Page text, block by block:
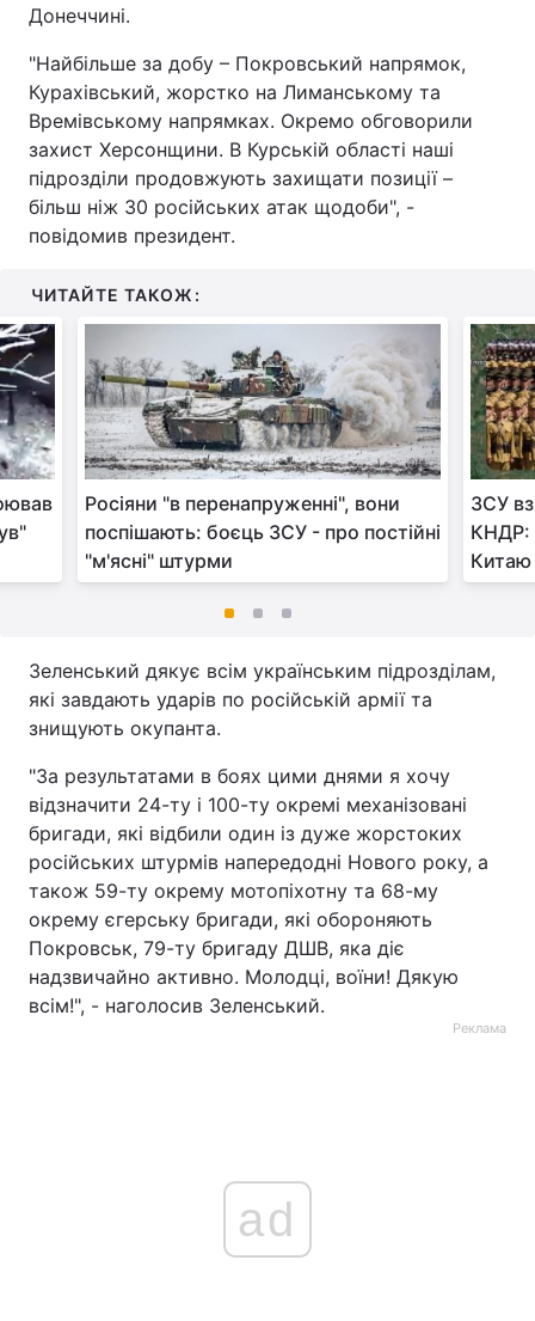
Донеччині.
"Найбільше за добу – Покровський напрямок,
Курахівський, жорстко на Лиманському та
Времівському напрямках. Окремо обговорили
захист Херсонщини. В Курській області наші
підрозділи продовжують захищати позиції –
більш ніж 30 російських атак щодоби", -
повідомив президент.
ЧИТАЙТЕ ТАКОЖ:
Росіяни "в перенапруженні", вони
поспішають: боєць ЗСУ - про постійні
"м'ясні" штурми
ЗСУ
КНДР:
Китаю
Зеленський дякує всім українським підрозділам,
які завдають ударів по російській армії та
знищують окупанта.
"За результатами в боях цими днями я хочу
відзначити 24-ту і 100-ту окремі механізовані
бригади, які відбили один із дуже жорстоких
російських штурмів напередодні Нового року, а
також 59-ту окрему мотопіхотну та 68-му
окрему єгерську бригади, які обороняють
Покровськ, 79-ту бригаду ДШВ, яка діє
надзвичайно активно. Молодці, воїни! Дякую
всім!", - наголосив Зеленський.
Реклама
ad